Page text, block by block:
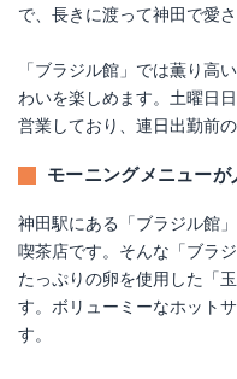
で、長きに渡って神田で愛
「ブラジル館」では薫り高
わいを楽しめます。土曜日
営業しており、連日出勤前
モーニングメニューが
神田駅にある「ブラジル館
喫茶店です。そんな「ブラ
たっぷりの卵を使用した「
す。ボリューミーなホット
す。